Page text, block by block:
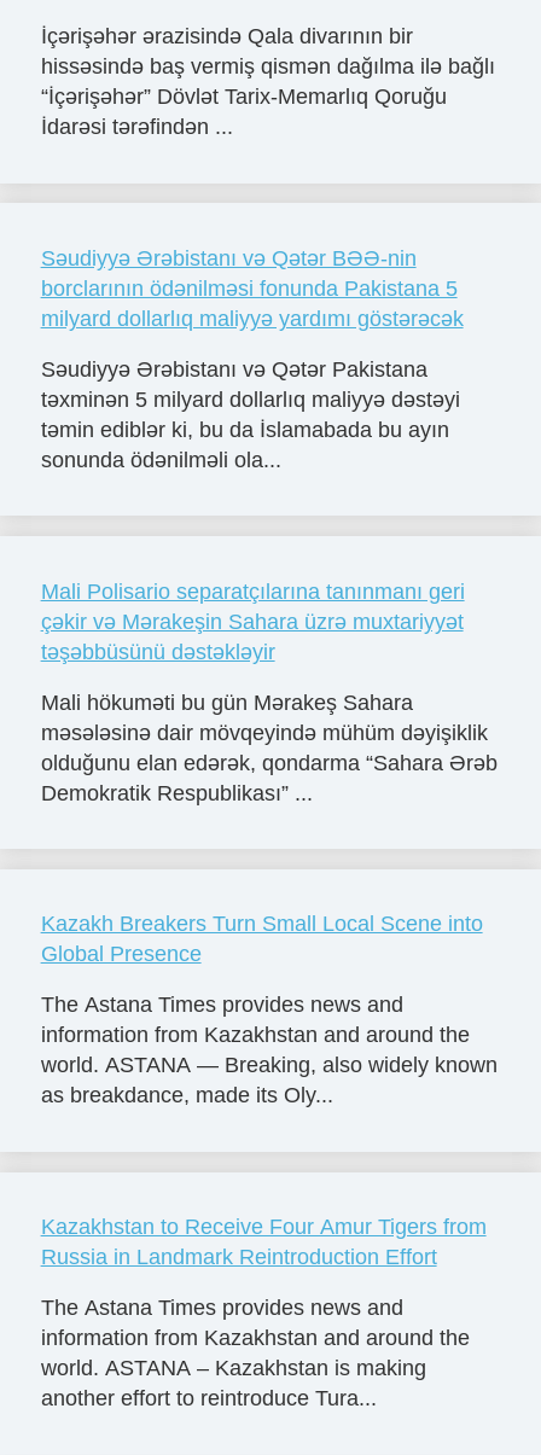
İçərişəhər ərazisində Qala divarının bir
hissəsində baş vermiş qismən dağılma ilə bağlı
“İçərişəhər” Dövlət Tarix-Memarlıq Qoruğu
İdarəsi tərəfindən ...
Səudiyyə Ərəbistanı və Qətər BƏƏ-nin
borclarının ödənilməsi fonunda Pakistana 5
milyard dollarlıq maliyyə yardımı göstərəcək
Səudiyyə Ərəbistanı və Qətər Pakistana
təxminən 5 milyard dollarlıq maliyyə dəstəyi
təmin ediblər ki, bu da İslamabada bu ayın
sonunda ödənilməli ola...
Mali Polisario separatçılarına tanınmanı geri
çǝkir vǝ Mǝrakeşin Sahara üzrǝ muxtariyyǝt
tǝşǝbbüsünü dǝstǝklǝyir
Mali hökumǝti bu gün Mǝrakeş Sahara
mǝsǝlǝsinǝ dair mövqeyindǝ mühüm dǝyişiklik
olduğunu elan edǝrǝk, qondarma “Sahara Ərǝb
Demokratik Respublikası” ...
Kazakh Breakers Turn Small Local Scene into
Global Presence
The Astana Times provides news and
information from Kazakhstan and around the
world. ASTANA — Breaking, also widely known
as breakdance, made its Oly...
Kazakhstan to Receive Four Amur Tigers from
Russia in Landmark Reintroduction Effort
The Astana Times provides news and
information from Kazakhstan and around the
world. ASTANA – Kazakhstan is making
another effort to reintroduce Tura...